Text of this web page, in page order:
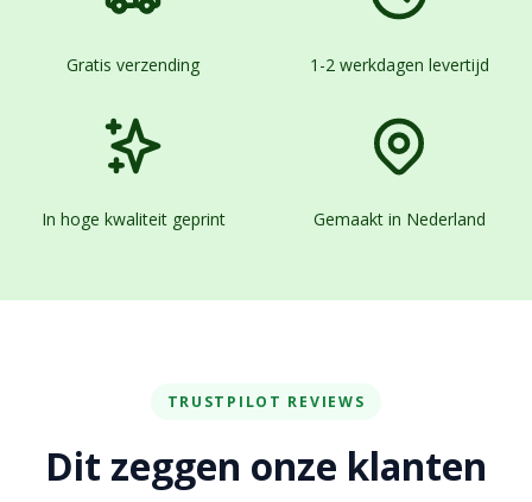
Gratis verzending 1-2 werkdagen levertijd
In hoge kwaliteit geprint Gemaakt in Nederland
TRUSTPILOT REVIEWS
Dit zeggen onze klanten